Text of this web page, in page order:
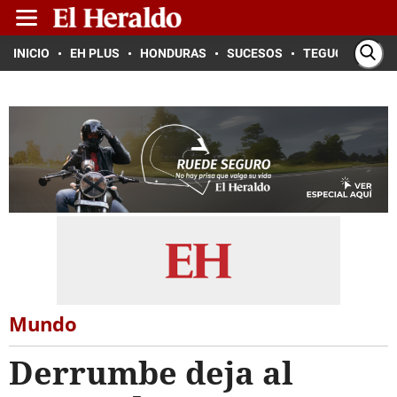
INICIO EH PLUS HONDURAS SUCESOS TEGUCIGALPA
Mundo
Derrumbe deja al